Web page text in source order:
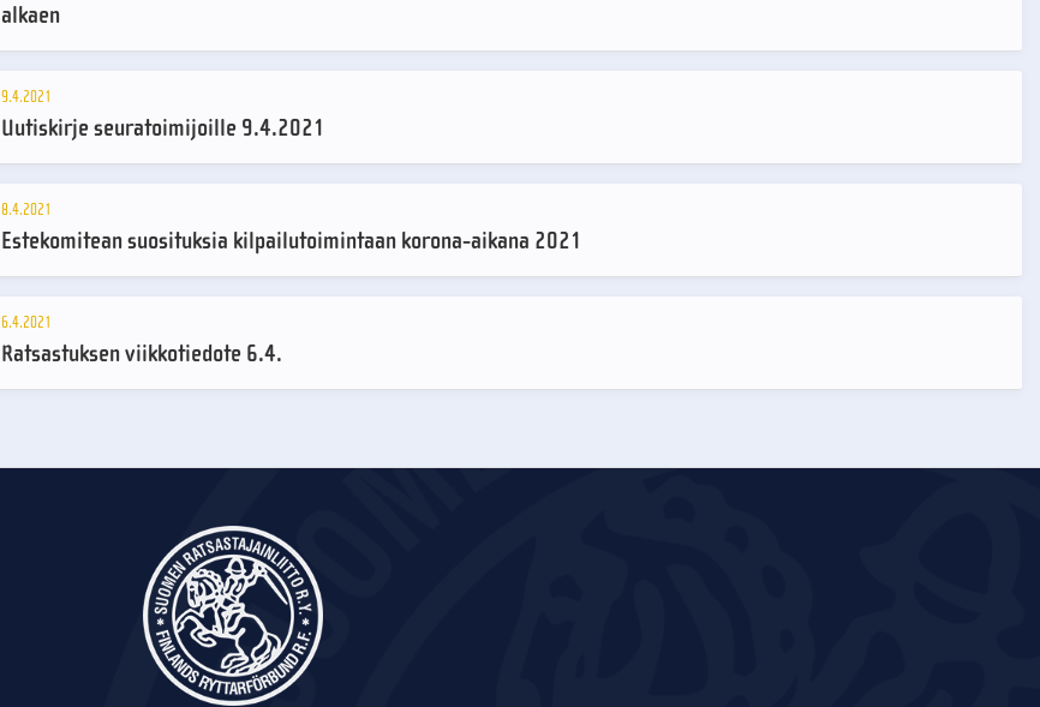
alkaen
9.4.2021
Uutiskirje seuratoimijoille 9.4.2021
8.4.2021
Estekomitean suosituksia kilpailutoimintaan korona-aikana 2021
6.4.2021
Ratsastuksen viikkotiedote 6.4.